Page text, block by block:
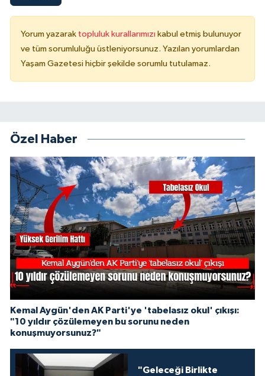
Yorum yazarak topluluk kurallarımızı kabul etmiş bulunuyor
ve tüm sorumluluğu üstleniyorsunuz. Yazılan yorumlardan
Yaşam Gazetesi hiçbir şekilde sorumlu tutulamaz.
Özel Haber
Kemal Aygün'den AK Parti'ye 'tabelasız okul' çıkışı:
"10 yıldır çözülemeyen bu sorunu neden
konuşmuyorsunuz?"
"Geleceği Birlikte